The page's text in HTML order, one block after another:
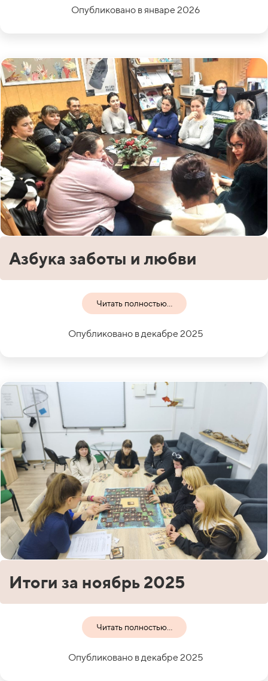
Опубликовано в январе 2026
Азбука заботы и любви
Читать полностью...
Опубликовано в декабре 2025
Итоги за ноябрь 2025
Читать полностью...
Опубликовано в декабре 2025